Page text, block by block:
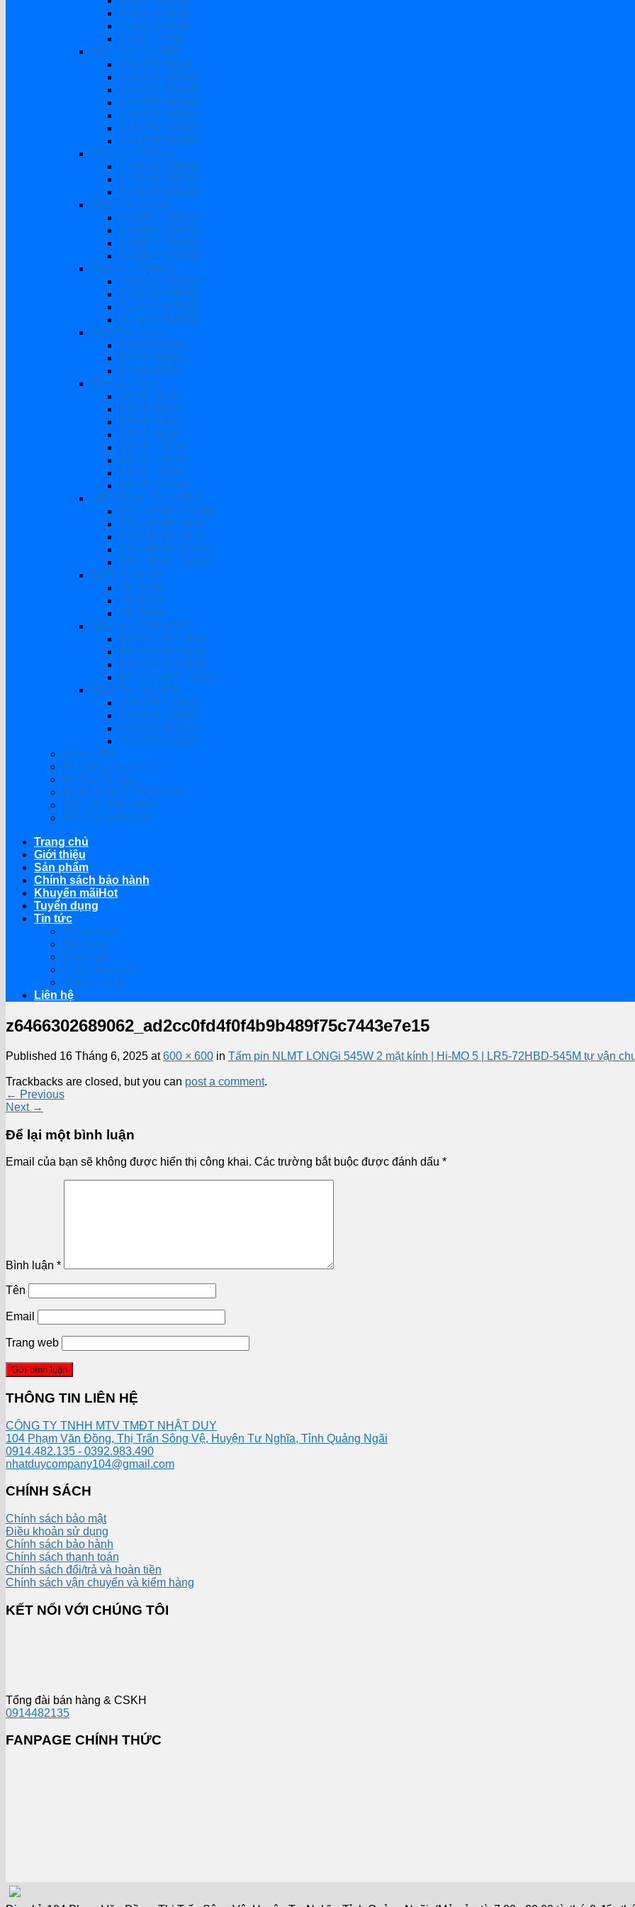
SAKO 4200W
SAKO 6200W
SAKO 11KW
Biến Tần SUOER
SUOER 500W
SUOER 1000W
SUOER 1500W
SUOER 2000W
SUOER 3000W
SUOER 3200W
SUOER 5000W
Biến tần EASUN
EASUN 3000W
EASUN 3800W
EASUN 6200W
Biến Tần Sumry
SUMRY 1800W
SUMRY 3000W
SUMRY 3800W
SUMRY 6200W
Biến tần ZUMAX
ZUMAX 3000W
ZUMAX 5500W
ZUMAX 6200W
ZUMAX 6600W
Biến Tần Bơm
BƠM 5500W
BƠM 7500W
BƠM 15KW
Biến tần Deye
DEYE 3KW
DEYE 5KW
DEYE 6KW
DEYE 8KW
DEYE 10KW
DEYE 12KW
DEYE 16KW
DEYE 20KW
BIẾN TẦN TECHFINE
TECHFINE 1200W
TECHFINE 3KW
TECHFINE 4KW
TECHFINE 6.2KW
TECHFINE 11KW
BIẾN TẦN SP
SP 3200
SP 4200
SP 7000
Biến tần SOROTEC
REVO HMT 4KW
REVO HMT 6KW
REVO HMT 8KW
REVO HMT 11KW
Biến Tần SUOER
SUOER 2.2KW
SUOER 3.2KW
SUOER 4.2KW
SUOER 6.2KW
Modul Wifi
Pin Lithium Lưu Trữ
Bộ Sạc Ắc Quy
Bộ Kích Nổ Ô Tô Xe Tải
BỘ LỌC ĐĨA ARKA
BỘ CHÂM PHÂN
Trang chủ
Giới thiệu
Sản phẩm
Chính sách bảo hành
Khuyến mãi
Tuyển dụng
Tin tức
Thị trường
Mẹo hay
Đánh giá
Cuộc sống số
Game – App
Liên hệ
z6466302689062_ad2cc0fd4f0f4b9b489f75c7443e7e15
Published 16 Tháng 6, 2025 at600 × 600 in Tấm pin NLMT LONGi 545W 2 mặt kính | Hi-MO 5 | LR5-72HBD-545M tự vận
Trackbacks are closed, but you can post a comment.
← Previous
Next →
Để lại một bình luận
Email của bạn sẽ không được hiển thị công khai. Các trường bắt buộc được đánh dấu *
Bình luận *
Tên
Email
Trang web
THÔNG TIN LIÊN HỆ
CÔNG TY TNHH MTV TMĐT NHẬT DUY
104 Phạm Văn Đồng, Thị Trấn Sông Vệ, Huyện Tư Nghĩa, Tỉnh Quảng Ngãi
0914.482.135 - 0392.983.490
nhatduycompany104@gmail.com
CHÍNH SÁCH
Chính sách bảo mật
Điều khoản sử dụng
Chính sách bảo hành
Chính sách thanh toán
Chính sách đổi/trả và hoàn tiền
Chính sách vận chuyển và kiểm hàng
KẾT NỐI VỚI CHÚNG TÔI
Tổng đài bán hàng & CSKH
0914482135
FANPAGE CHÍNH THỨC